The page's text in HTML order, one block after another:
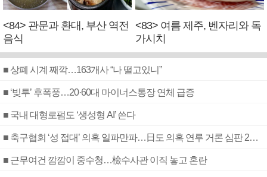
<84> 관문과 환대, 부산 역전
음식
<83> 여름 제주, 벤자리와 독
가시치
■ 상폐 시계 째깍…163개사 “나 떨고있니”
■ ‘빚투’ 후폭풍…20·60대 마이너스통장 연체 급증
■ 국내 대형로펌도 ‘생성형 AI’ 쓴다
■ 축구협회 ‘성 접대’ 의혹 일파만파…日도 의혹 연루 거론 심판 2명 조사
■ 근무여건 깜깜이 중수청…檢수사관 이직 놓고 혼란